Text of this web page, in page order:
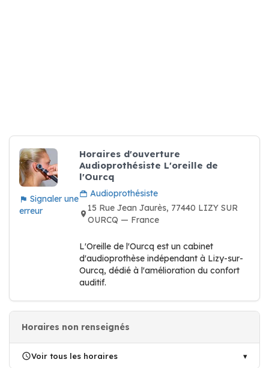
Signaler une
erreur
Horaires d'ouverture
Audioprothésiste L'oreille de
l'Ourcq
Audioprothésiste
15 Rue Jean Jaurès, 77440 LIZY SUR
OURCQ — France
L'Oreille de l'Ourcq est un cabinet
d'audioprothèse indépendant à Lizy-sur-
Ourcq, dédié à l'amélioration du confort
auditif.
Horaires non renseignés
Voir tous les horaires